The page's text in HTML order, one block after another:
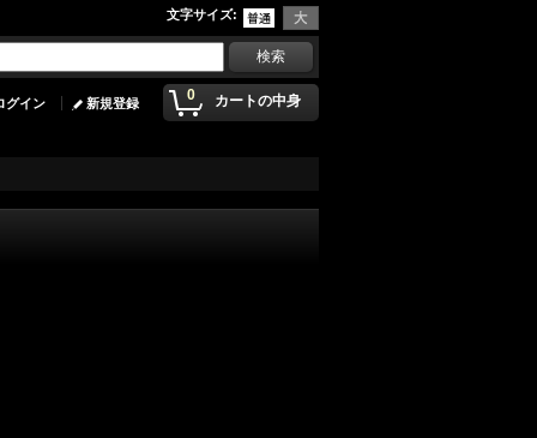
文字サイズ:
0 カートの中身
グイン 新規登録